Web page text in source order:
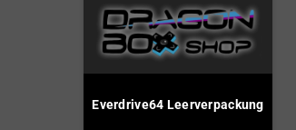
Everdrive64 Leerverpackung